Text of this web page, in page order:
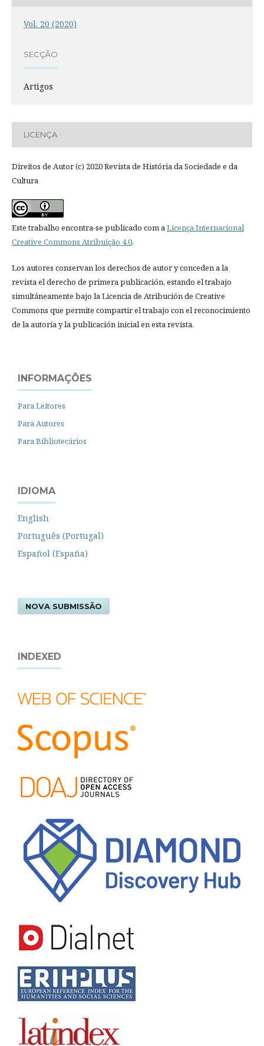
Vol. 20 (2020)
SECÇÃO
Artigos
LICENÇA
Direitos de Autor (c) 2020 Revista de História da Sociedade e da
Cultura
Este trabalho encontra-se publicado com aLicença Internacional
Creative Commons Atribuição 4.0.
Los autores conservan los derechos de autor y conceden a la
revista el derecho de primera publicación, estando el trabajo
simultáneamente bajo la Licencia de Atribución de Creative
Commons que permite compartir el trabajo con el reconocimiento
de la autoría y la publicación inicial en esta revista.
INFORMAÇÕES
Para Leitores
Para Autores
Para Bibliotecários
IDIOMA
English
Português (Portugal)
Español (España)
NOVA SUBMISSÃO
INDEXED